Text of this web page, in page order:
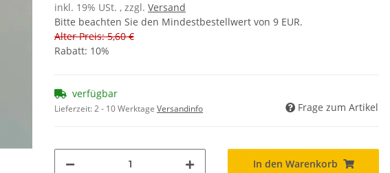
inkl. 19% USt. , zzgl. Versand
Bitte beachten Sie den Mindestbestellwert von 9 EUR.
Alter Preis: 5,60 €
Rabatt: 10%
verfügbar
Lieferzeit:2 - 10 Werktage Versandinfo Frage zum Artikel
In den Warenkorb